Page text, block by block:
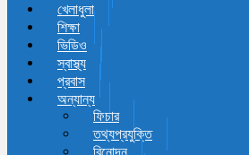
খেলাধুলা
শিক্ষা
ভিডিও
স্বাস্থ্য
প্রবাস
অন্যান্য
ফিচার
তথ্যপ্রযুক্তি
বিনোদন